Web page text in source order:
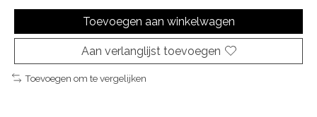
Toevoegen aan winkelwagen
Aan verlanglijst toevoegen
Toevoegen om te vergelijken